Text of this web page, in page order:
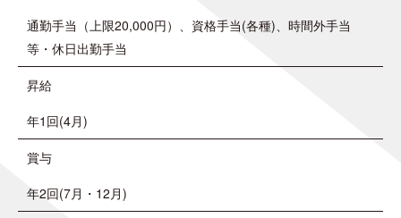
通勤手当（上限20,000円）、資格手当(各種)、時間外手当
等・休日出勤手当
昇給
年1回(4月)
賞与
年2回(7月・12月)